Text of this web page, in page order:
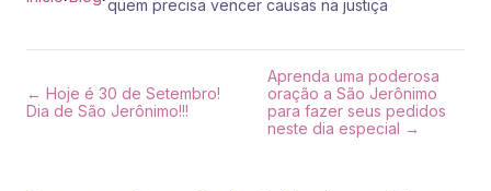
quem precisa vencer causas na justiça
← Hoje é 30 de Setembro!
Dia de São Jerônimo!!!
Aprenda uma poderosa
oração a São Jerônimo
para fazer seus pedidos
neste dia especial →